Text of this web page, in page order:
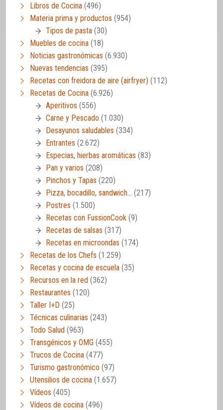
Libros de Cocina (496)
Materia prima y productos (954)
Tipos de pasta (30)
Muebles de cocina (18)
Noticias gastronómicas (6.930)
Nuevas tendencias (395)
Recetas con freidora de aire (airfryer) (112)
Recetas de Cocina (6.926)
Aperitivos (556)
Carne y Pescado (1.030)
Desayunos saludables (334)
Entrantes (2.672)
Especias, hierbas aromáticas (83)
Pan y varios (208)
Pinchos y Tapas (220)
Pizza, bocadillo, sandwich… (217)
Postres (1.500)
Recetas con FussionCook (9)
Recetas de salsas (317)
Recetas en microondas (174)
Recetas de los Chefs (1.259)
Recetas y cocina de escuela (35)
Recursos en la red (362)
Restaurantes (120)
Taller I+D (25)
Técnicas culinarias (243)
Todo Salud (963)
Transgénicos y OMG (455)
Trucos de Cocina (477)
Turismo gastronómico (97)
Utensilios de cocina (1.657)
Vídeos (405)
Vídeos de cocina (496)